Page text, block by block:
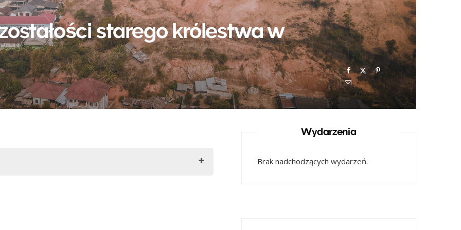
starego królestwa w
Wydarzenia
Brak nadchodzących wydarzeń.